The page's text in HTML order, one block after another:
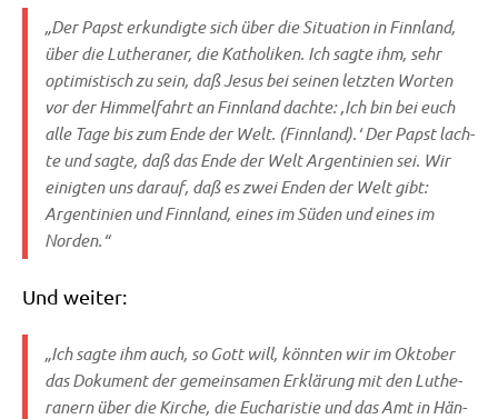
„Der Papst erkun­dig­te sich über die Situa­ti­on in Finn­land,
über die Luthe­ra­ner, die Katho­li­ken. Ich sag­te ihm, sehr
opti­mi­stisch zu sein, daß Jesus bei sei­nen letz­ten Wor­ten
vor der Him­mel­fahrt an Finn­land dach­te: ‚Ich bin beieuch
alle Tage biszum Endeder Welt. (Finn­land).‘ Der Papst lach­
te und sag­te, daß das Ende der Welt Argen­ti­ni­en sei. Wir
einig­ten uns dar­auf, daß es zwei Enden der Welt gibt:
Argen­ti­ni­en und Finn­land, eines im Süden und eines im
Norden.“
Und wei­ter:
„Ich sag­te ihm auch, so Gott will, könn­ten wir im Okto­ber
das Doku­ment der gemein­sa­men Erklä­rung mit den Luthe­
ra­nern über die Kir­che, die Eucha­ri­stie und das Amt in Hän­